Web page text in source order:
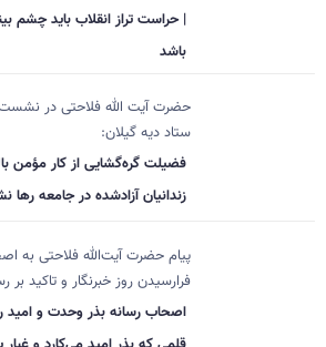
| حراست تراز انقلاب باید چشم
باشد
حضرت آیت الله فلاحتی در
ستاد دیه گیلان:
فضیلت گره‌گشایی از کار مؤمن
زندانیان آزادشده در جامعه رها
پیام حضرت آیت‌الله فلاحتی به
فرارسیدن روز خبرنگار و تاکید بر
اصحاب رسانه بذر وحدت و امید